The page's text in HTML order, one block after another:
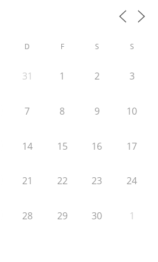
D F S S
31 1 2 3
7 8 9 10
14 15 16 17
21 22 23 24
28 29 30 1